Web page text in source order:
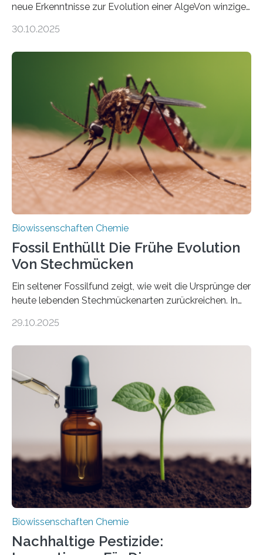
neue Erkenntnisse zur Evolution einer AlgeVon winzigen
Landpflanzen zählen zu den komplexesten
Grünalgen, die vor Hunderten von Millionen Jahren
lebten. Unter den Vorfahren sticht eine Gruppe heraus,
die noch heute in der Natur vorkommt: die
Süßwasseralge Coleochaetophyceae. Einige Arten
dieser Gruppe bilden aus Zellfäden dichte Geflechte
mit scheibenförmiger Gestalt. Was auffällig ist: Die
nächsten…
30.10.2025
Biowissenschaften Chemie
Fossil Enthüllt Die Frühe Evolution
Von Stechmücken
Ein seltener Fossilfund zeigt, wie weit die Ursprünge der
heute lebenden Stechmückenarten zurückreichen. In
Forschende die bisher älteste bekannte Stechmücken-
Region Kachin in Myanmar und hat sich in
ausgezeichnetem Zustand erhalten. Es konnte als neue
Art einer neuen Gattung beschrieben werden und trägt
nun den Namen Cretosabethes primaevus. Dieser erste
fossile Nachweis einer Stechmückenlarve in Bernstein
stellt gleichzeitig den ersten Fossilfund einer
Mückenlarve aus dem Mesozoikum dar, denn…
29.10.2025
Biowissenschaften Chemie
Nachhaltige Pestizide: